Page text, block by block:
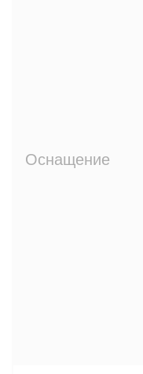
Оснащение